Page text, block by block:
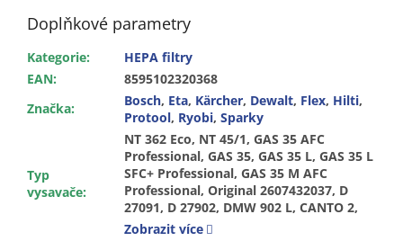
Doplňkové parametry
Kategorie:
HEPA filtry
EAN:
8595102320368
Značka: Bosch, Eta, Kärcher, Dewalt, Flex, Hilti,
Protool, Ryobi, Sparky
Typ
vysavače:
NT 362 Eco, NT 45/1, GAS 35 AFC
Professional, GAS 35, GAS 35 L, GAS 35 L
SFC+ Professional, GAS 35 M AFC
Professional, Original 2607432037, D
27091, D 27902, DMW 902 L, CANTO 2,
DIVINE, MANOA, TIAGO, S 36, S 47, VCE
Zobrazit více